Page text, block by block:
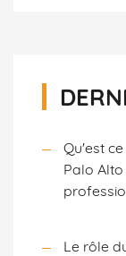
Qu'est
Palo
Le rôle